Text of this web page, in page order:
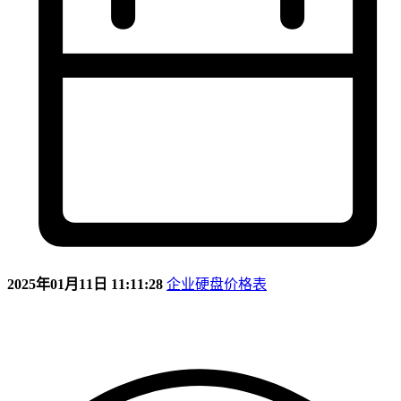
2025年01月11日 11:11:28 企业硬盘价格表